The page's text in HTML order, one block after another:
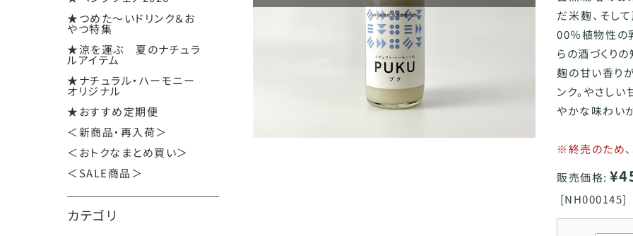
★つめた～いドリンク＆お
やつ特集
★涼を運ぶ 夏のナチュラ
ルアイテム
★ナチュラル・ハーモニー
オリジナル
★おすすめ定期便
＜新商品・再入荷＞
＜おトクなまとめ買い＞
＜SALE商品＞
カテゴリ
だ米麹、そし
00％植物性の
らの酒づくり
麹の甘い香り
ンク。やさし
やかな味わい
※終売のため
販売価格:
[NH000145]